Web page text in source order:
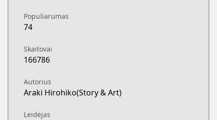
Populiarumas
74
Skaitovai
166786
Autorius
Araki Hirohiko(Story & Art)
Leidėjas